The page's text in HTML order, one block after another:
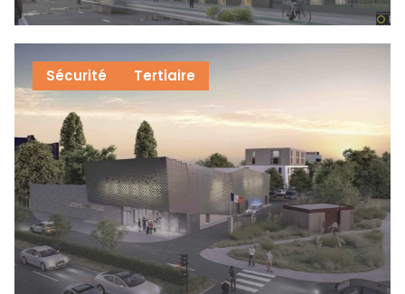
Sécurité Tertiaire